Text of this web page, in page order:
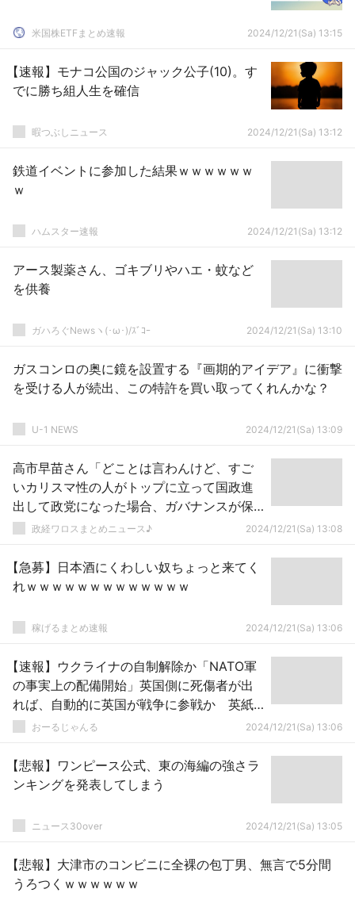
米国株ETFまとめ速報 2024/12/21(Sa) 13:15
【速報】モナコ公国のジャック公子(10)。す
でに勝ち組人生を確信
暇つぶしニュース 2024/12/21(Sa) 13:12
鉄道イベントに参加した結果ｗｗｗｗｗｗ
ｗ
ハムスター速報 2024/12/21(Sa) 13:12
アース製薬さん、ゴキブリやハエ・蚊など
を供養
ガハろぐNewsヽ(･ω･)/ｽﾞｺｰ 2024/12/21(Sa) 13:10
ガスコンロの奥に鏡を設置する『画期的アイデア』に衝撃
を受ける人が続出、この特許を買い取ってくれんかな？
U-1 NEWS 2024/12/21(Sa) 13:09
高市早苗さん「どことは言わんけど、すご
いカリスマ性の人がトップに立って国政進
出して政党になった場合、ガバナンスが保
てないとこもありますよね？」ｗｗｗｗｗ
政経ワロスまとめニュース♪ 2024/12/21(Sa) 13:08
【急募】日本酒にくわしい奴ちょっと来てく
れｗｗｗｗｗｗｗｗｗｗｗｗｗ
稼げるまとめ速報 2024/12/21(Sa) 13:06
【速報】ウクライナの自制解除か「NATO軍
の事実上の配備開始」英国側に死傷者が出
れば、自動的に英国が戦争に参戦か 英紙
が懸念おーるじゃんる 2024/12/21(Sa) 13:06
【悲報】ワンピース公式、東の海編の強さラ
ンキングを発表してしまう
ニュース30over 2024/12/21(Sa) 13:05
【悲報】大津市のコンビニに全裸の包丁男、無言で5分間
うろつくｗｗｗｗｗｗ